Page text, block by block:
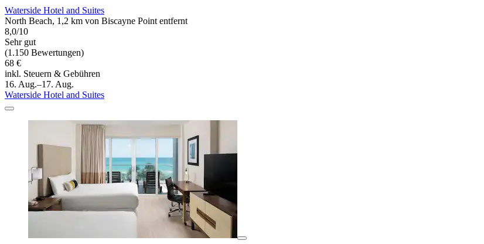
Waterside Hotel and Suites
North Beach, 1,2 km von Biscayne Point entfernt
8,0/10
Sehr gut
(1.150 Bewertungen)
68 €
inkl. Steuern & Gebühren
16. Aug.–17. Aug.
Waterside Hotel and Suites